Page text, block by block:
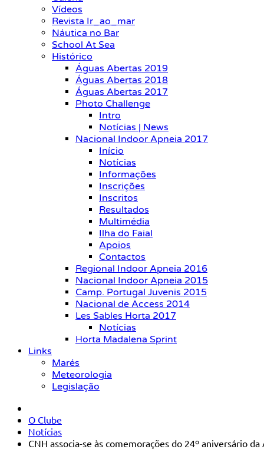
Vídeos
Revista Ir_ao_mar
Náutica no Bar
School At Sea
Histórico
Águas Abertas 2019
Águas Abertas 2018
Águas Abertas 2017
Photo Challenge
Intro
Notícias | News
Nacional Indoor Apneia 2017
Início
Notícias
Informações
Inscrições
Inscritos
Resultados
Multimédia
Ilha do Faial
Apoios
Contactos
Regional Indoor Apneia 2016
Nacional Indoor Apneia 2015
Camp. Portugal Juvenis 2015
Nacional de Access 2014
Les Sables Horta 2017
Notícias
Horta Madalena Sprint
Links
Marés
Meteorologia
Legislação
O Clube
Notícias
CNH associa-se às comemorações do 24º aniversário